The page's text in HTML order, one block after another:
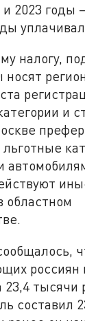
и 2023 годы
налогу,
носят
и
областном
россиян
тысячи
составил